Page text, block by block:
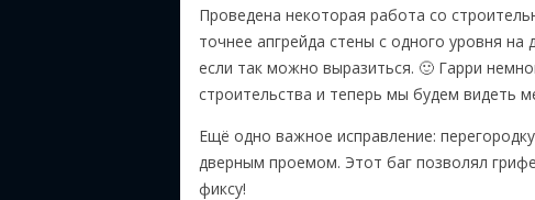
Проведена некоторая работа со
точнее апгрейда стены с одного уровня
если так можно выразиться. 🙂 Гарри
строительства и теперь мы будем видеть
Ещё одно важное исправление:
дверным проемом. Этот баг позволял
фиксу!